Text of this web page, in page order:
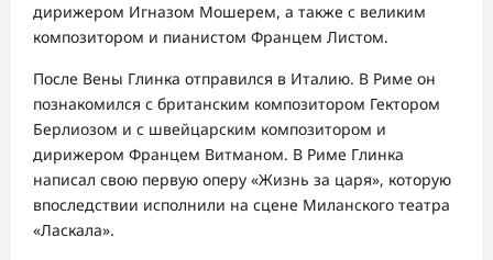
дирижером Игназом Мошерем, а также с великим
композитором и пианистом Францем Листом.
После Вены Глинка отправился в Италию. В Риме он
познакомился с британским композитором Гектором
Берлиозом и с швейцарским композитором и
дирижером Францем Витманом. В Риме Глинка
написал свою первую оперу «Жизнь за царя», которую
впоследствии исполнили на сцене Миланского театра
«Ласкала».